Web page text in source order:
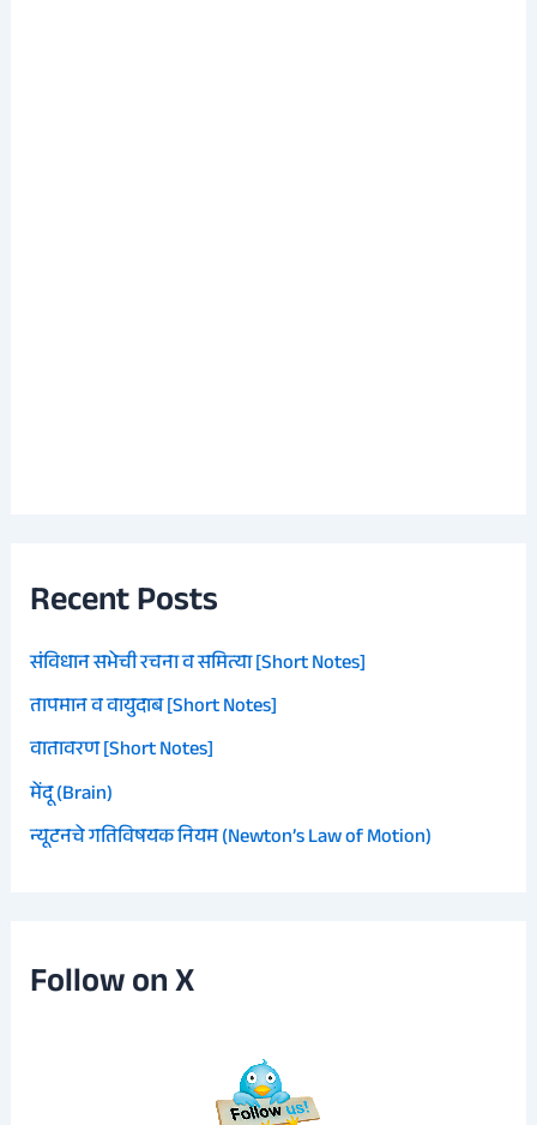
Recent Posts
संविधान सभेची रचना व समित्या [Short Notes]
तापमान व वायुदाब [Short Notes]
वातावरण [Short Notes]
मेंदू (Brain)
न्यूटनचे गतिविषयक नियम (Newton’s Law of Motion)
Follow on X